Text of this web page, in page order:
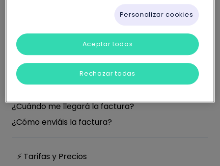
💶 Facturas y cobros
Respuestas sobre facturación y cobros.
Ya he pagado mi factura pendiente. ¿Por qué no
¿Cuándo me llegará la factura?
¿Cómo enviáis la factura?
⚡ Tarifas y Precios
Personalizar cookies
Rechazar todas
Aceptar todas